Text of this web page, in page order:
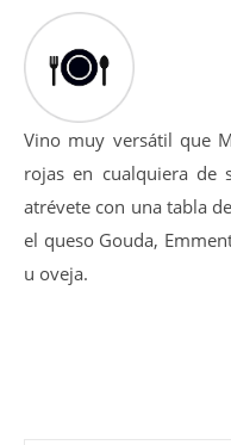
y dulce además de
14-16 ºC